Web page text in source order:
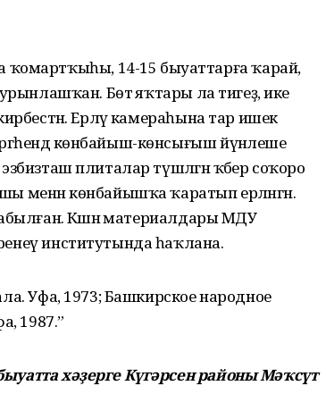
ҡомартҡыһы, 14-15 быуаттарға ҡарай,
Бөтә яҡтары ла тигеҙ, ике
Ерләү камераһына тар ишек
көнбайыш-көнсығыш йүнәлеше
плиталар түшәлгән ҡәбер соҡоро
менән көнбайышҡа ҡаратып ерләнгән.
Кәшәнә материалдары МДУ
институтында һаҡлана.
Уфа, 1973; Башкирское народное
1987.”
хәҙерге Күгәрсен районы Мәҡсүт